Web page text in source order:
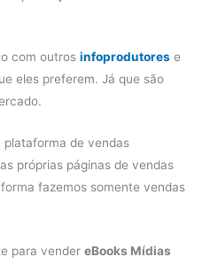
com outros infoprodutores e
eles preferem. Já que são
plataforma de vendas
próprias páginas de vendas
fazemos somente vendas
para vender eBooks Mídias